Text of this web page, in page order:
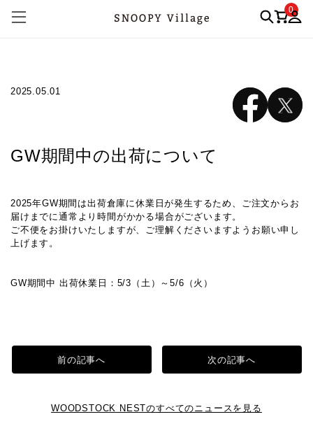
0
2025.05.01
GW期間中の出荷について
2025年GW期間は出荷倉庫に休業日が発生するため、ご注文からお
届けまでに通常より時間がかかる場合がございます。
ご不便をお掛けいたしますが、ご理解くださいますようお願い申し
上げます。
GW期間中 出荷休業日：5/3（土）～5/6（火）
前の記事へ
WOODSTOCK NESTのすべてのニュースを見る
次の記事へ